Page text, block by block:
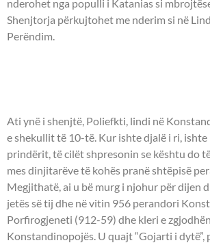
nderohet nga populli i Katanias si
Shenjtorja përkujtohet me nderim si në
Perëndim.
Ati ynë i shenjtë, Poliefkti, lindi në
e shekullit të 10-të. Kur ishte djalë i ri, ishte
prindërit, të cilët shpresonin se kështu do
mes dinjitarëve të kohës pranë shtëpisë
Megjithatë, ai u bë murg i njohur për dijen
jetës së tij dhe në vitin 956 perandori
Porfirogjeneti (912-59) dhe kleri e
Konstandinopojës. U quajt “Gojarti i dytë”,